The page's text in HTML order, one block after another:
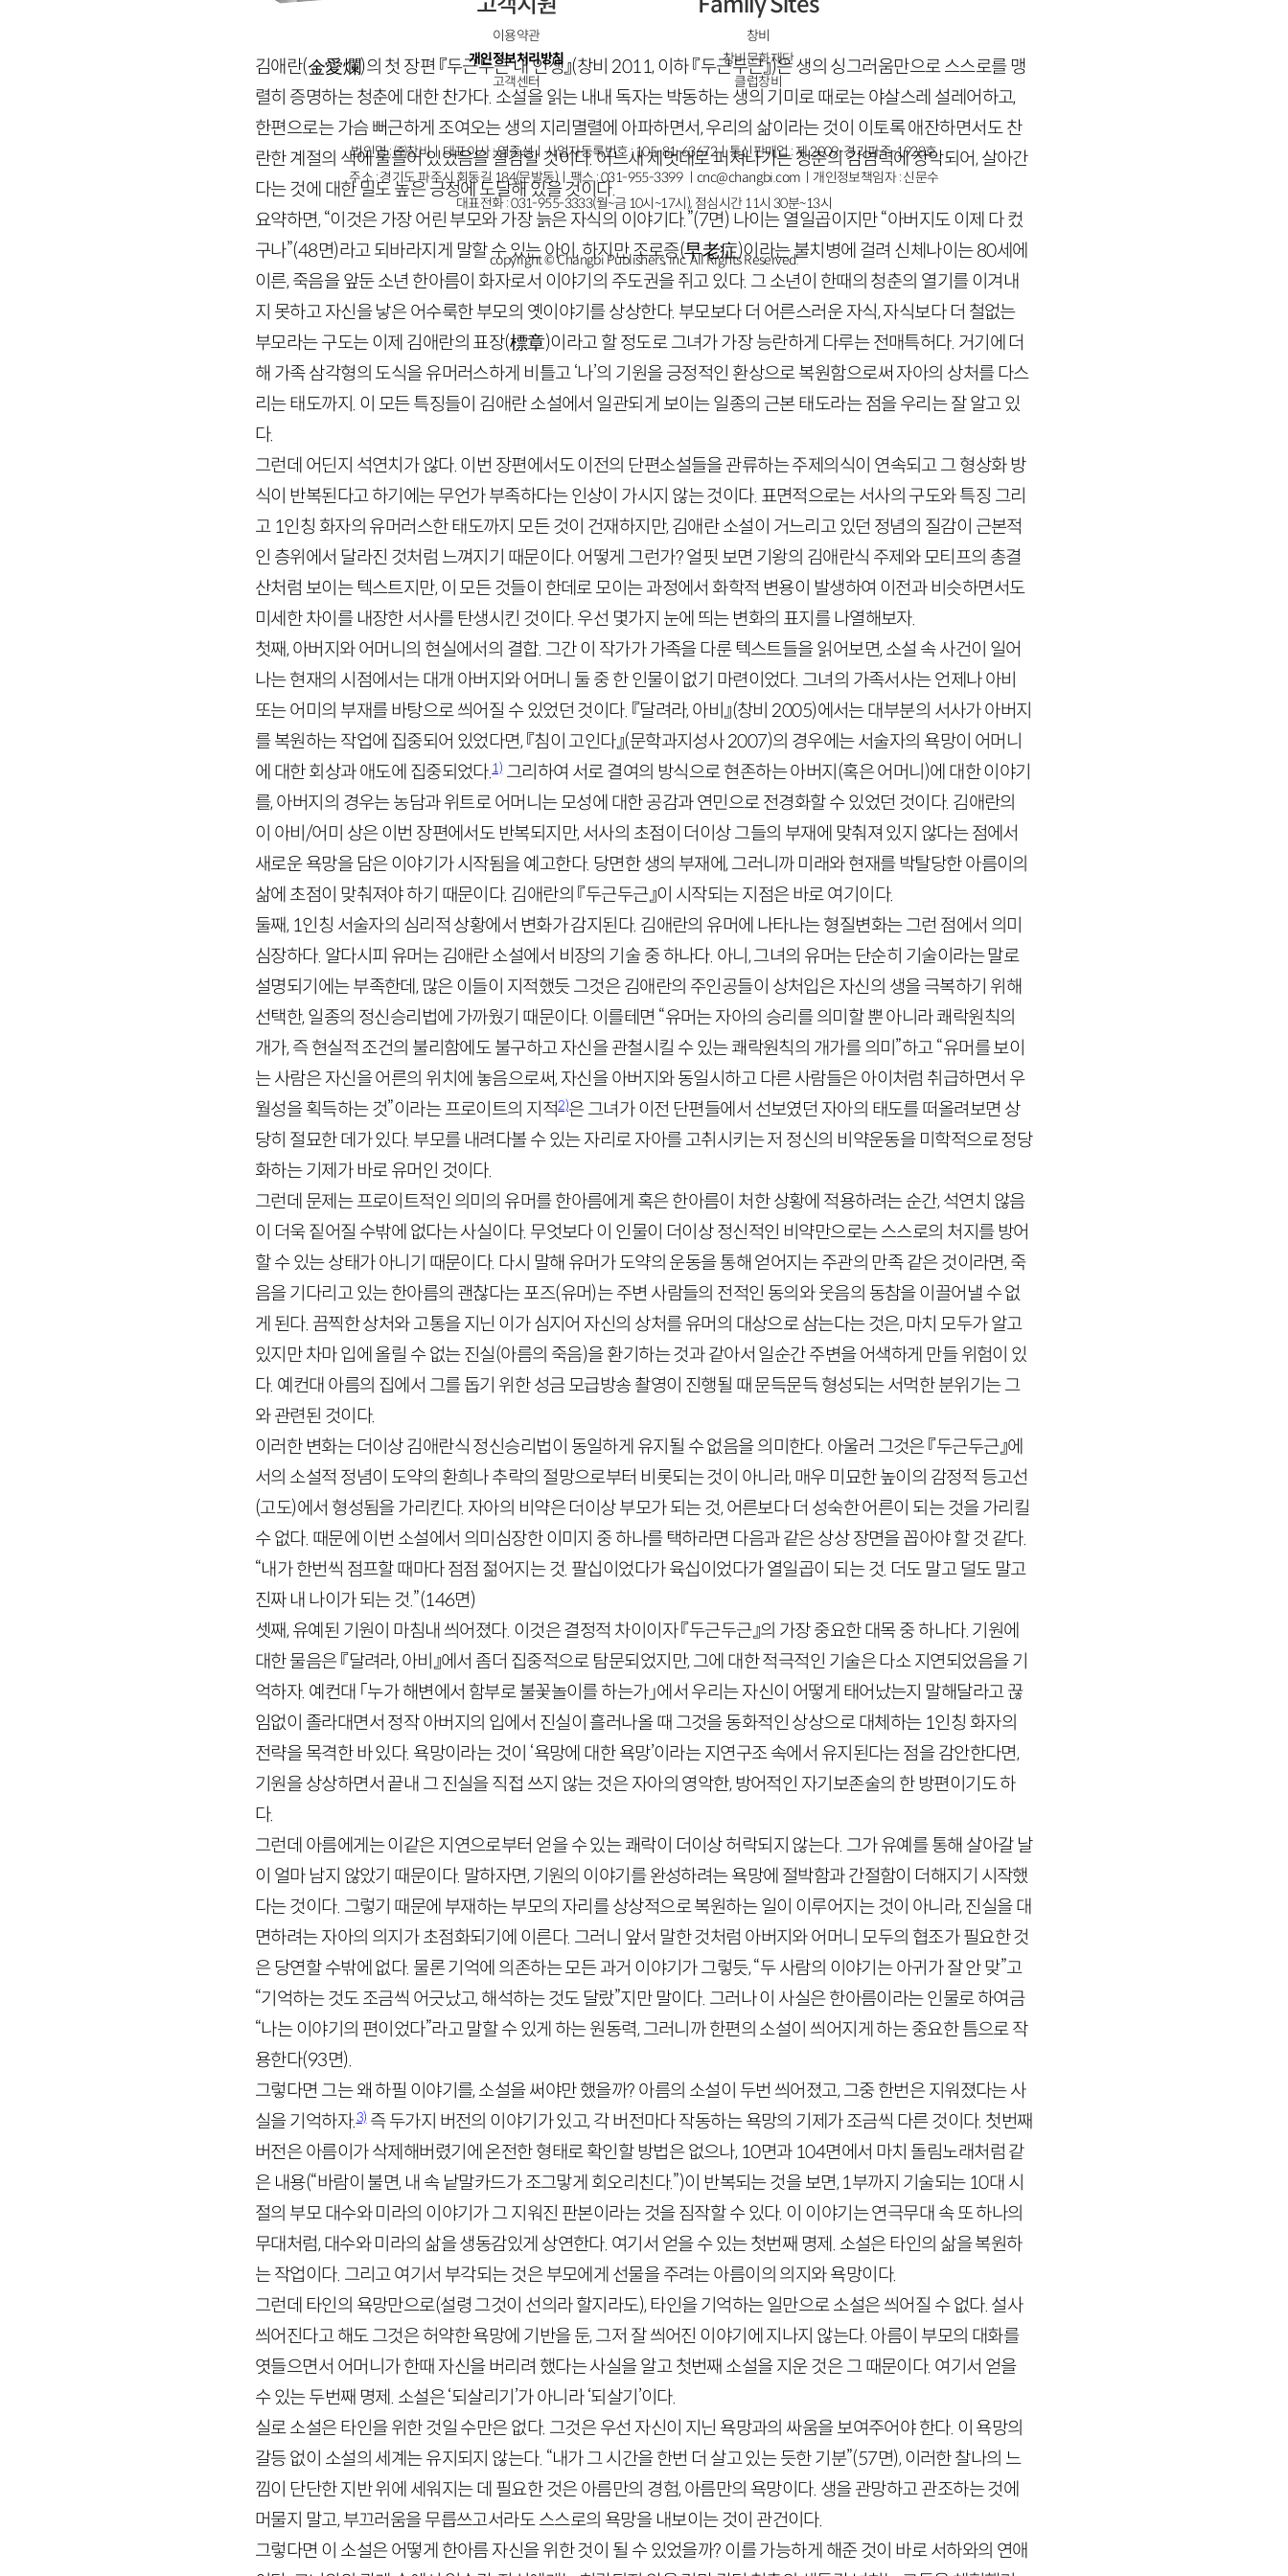
김애란(金愛爛)의 첫 장편 『두근두근 내 인생』(창비 2011, 이하 『두근두근』)은 생의 싱그러움만으로 스스로를 맹
렬히 증명하는 청춘에 대한 찬가다. 소설을 읽는 내내 독자는 박동하는 생의 기미로 때로는 야살스레 설레어하고,
한편으로는 가슴 뻐근하게 조여오는 생의 지리멸렬에 아파하면서, 우리의 삶이라는 것이 이토록 애잔하면서도 찬
란한 계절의 색에 물들어 있었음을 절감할 것이다. 어느새 제멋대로 퍼져나가는 청춘의 감염력에 장악되어, 살아간
다는 것에 대한 밀도 높은 긍정에 도달해 있을 것이다.
요약하면, “이것은 가장 어린 부모와 가장 늙은 자식의 이야기다.”(7면) 나이는 열일곱이지만 “아버지도 이제 다 컸
구나”(48면)라고 되바라지게 말할 수 있는 아이, 하지만 조로증(早老症)이라는 불치병에 걸려 신체나이는80세에
이른, 죽음을 앞둔 소년 한아름이 화자로서 이야기의 주도권을 쥐고 있다. 그 소년이 한때의 청춘의 열기를 이겨내
지 못하고 자신을 낳은 어수룩한 부모의 옛이야기를 상상한다. 부모보다 더 어른스러운 자식, 자식보다 더 철없는
부모라는 구도는 이제 김애란의 표장(標章)이라고 할 정도로 그녀가 가장 능란하게 다루는 전매특허다. 거기에 더
해 가족 삼각형의 도식을 유머러스하게 비틀고 ‘나’의 기원을 긍정적인 환상으로 복원함으로써 자아의 상처를 다스
리는 태도까지. 이 모든 특징들이 김애란 소설에서 일관되게 보이는 일종의 근본 태도라는 점을 우리는 잘 알고 있
다.
그런데 어딘지 석연치가 않다. 이번 장편에서도 이전의 단편소설들을 관류하는 주제의식이 연속되고 그 형상화 방
식이 반복된다고 하기에는 무언가 부족하다는 인상이 가시지 않는 것이다. 표면적으로는 서사의 구도와 특징 그리
고 1인칭 화자의 유머러스한 태도까지 모든 것이 건재하지만, 김애란 소설이 거느리고 있던 정념의 질감이 근본적
인 층위에서 달라진 것처럼 느껴지기 때문이다. 어떻게 그런가? 얼핏 보면 기왕의 김애란식 주제와 모티프의 총결
산처럼 보이는 텍스트지만, 이 모든 것들이 한데로 모이는 과정에서 화학적 변용이 발생하여 이전과 비슷하면서도
미세한 차이를 내장한 서사를 탄생시킨 것이다. 우선 몇가지 눈에 띄는 변화의 표지를 나열해보자.
첫째, 아버지와 어머니의 현실에서의 결합. 그간 이 작가가 가족을 다룬 텍스트들을 읽어보면, 소설 속 사건이 일어
나는 현재의 시점에서는 대개 아버지와 어머니 둘 중 한 인물이 없기 마련이었다. 그녀의 가족서사는 언제나 아비
또는 어미의 부재를 바탕으로 씌어질 수 있었던 것이다. 『달려라, 아비』(창비 2005)에서는 대부분의 서사가 아버지
를 복원하는 작업에 집중되어 있었다면, 『침이 고인다』(문학과지성사2007)의 경우에는 서술자의 욕망이 어머니
에 대한 회상과 애도에 집중되었다.1)그리하여 서로 결여의 방식으로 현존하는 아버지(혹은 어머니)에 대한 이야기
를, 아버지의 경우는 농담과 위트로 어머니는 모성에 대한 공감과 연민으로 전경화할 수 있었던 것이다. 김애란의
이 아비/어미 상은 이번 장편에서도 반복되지만, 서사의 초점이 더이상 그들의 부재에 맞춰져 있지 않다는 점에서
새로운 욕망을 담은 이야기가 시작됨을 예고한다. 당면한 생의 부재에, 그러니까 미래와 현재를 박탈당한 아름이의
삶에 초점이 맞춰져야 하기 때문이다. 김애란의 『두근두근』이 시작되는 지점은 바로 여기이다.
둘째, 1인칭 서술자의 심리적 상황에서 변화가 감지된다. 김애란의 유머에 나타나는 형질변화는 그런 점에서 의미
심장하다. 알다시피 유머는 김애란 소설에서 비장의 기술 중 하나다. 아니, 그녀의 유머는 단순히 기술이라는 말로
설명되기에는 부족한데, 많은 이들이 지적했듯 그것은 김애란의 주인공들이 상처입은 자신의 생을 극복하기 위해
선택한, 일종의 정신승리법에 가까웠기 때문이다. 이를테면 “유머는 자아의 승리를 의미할 뿐 아니라 쾌락원칙의
개가, 즉 현실적 조건의 불리함에도 불구하고 자신을 관철시킬 수 있는 쾌락원칙의 개가를 의미”하고 “유머를 보이
는 사람은 자신을 어른의 위치에 놓음으로써, 자신을 아버지와 동일시하고 다른 사람들은 아이처럼 취급하면서 우
월성을 획득하는 것”이라는 프로이트의 지적2)은 그녀가 이전 단편들에서 선보였던 자아의 태도를 떠올려보면 상
당히 절묘한 데가 있다. 부모를 내려다볼 수 있는 자리로 자아를 고취시키는 저 정신의 비약운동을 미학적으로 정당
화하는 기제가 바로 유머인 것이다.
그런데 문제는 프로이트적인 의미의 유머를 한아름에게 혹은 한아름이 처한 상황에 적용하려는 순간, 석연치 않음
이 더욱 짙어질 수밖에 없다는 사실이다. 무엇보다 이 인물이 더이상 정신적인 비약만으로는 스스로의 처지를 방어
할 수 있는 상태가 아니기 때문이다. 다시 말해 유머가 도약의 운동을 통해 얻어지는 주관의 만족 같은 것이라면, 죽
음을 기다리고 있는 한아름의 괜찮다는 포즈(유머)는 주변 사람들의 전적인 동의와 웃음의 동참을 이끌어낼 수 없
게 된다. 끔찍한 상처와 고통을 지닌 이가 심지어 자신의 상처를 유머의 대상으로 삼는다는 것은, 마치 모두가 알고
있지만 차마 입에 올릴 수 없는 진실(아름의 죽음)을 환기하는 것과 같아서 일순간 주변을 어색하게 만들 위험이 있
다. 예컨대 아름의 집에서 그를 돕기 위한 성금 모급방송 촬영이 진행될 때 문득문득 형성되는 서먹한 분위기는 그
와 관련된 것이다.
이러한 변화는 더이상 김애란식 정신승리법이 동일하게 유지될 수 없음을 의미한다. 아울러 그것은 『두근두근』에
서의 소설적 정념이 도약의 환희나 추락의 절망으로부터 비롯되는 것이 아니라, 매우 미묘한 높이의 감정적 등고선
(고도)에서 형성됨을 가리킨다. 자아의 비약은 더이상 부모가 되는 것, 어른보다 더 성숙한 어른이 되는 것을 가리킬
수 없다. 때문에 이번 소설에서 의미심장한 이미지 중 하나를 택하라면 다음과 같은 상상 장면을 꼽아야 할 것 같다.
“내가 한번씩 점프할 때마다 점점 젊어지는 것. 팔십이었다가 육십이었다가 열일곱이 되는 것. 더도 말고 덜도 말고
진짜 내 나이가 되는 것.”(146면)
셋째, 유예된 기원이 마침내 씌어졌다. 이것은 결정적 차이이자 『두근두근』의 가장 중요한 대목 중 하나다. 기원에
대한 물음은 『달려라, 아비』에서 좀더 집중적으로 탐문되었지만, 그에 대한 적극적인 기술은 다소 지연되었음을 기
억하자. 예컨대 「누가 해변에서 함부로 불꽃놀이를 하는가」에서 우리는 자신이 어떻게 태어났는지 말해달라고 끊
임없이 졸라대면서 정작 아버지의 입에서 진실이 흘러나올 때 그것을 동화적인 상상으로 대체하는 1인칭 화자의
전략을 목격한 바 있다. 욕망이라는 것이 ‘욕망에 대한 욕망’이라는 지연구조 속에서 유지된다는 점을 감안한다면,
기원을 상상하면서 끝내 그 진실을 직접 쓰지 않는 것은 자아의 영악한, 방어적인 자기보존술의 한 방편이기도 하
다.
그런데 아름에게는 이같은 지연으로부터 얻을 수 있는 쾌락이 더이상 허락되지 않는다. 그가 유예를 통해 살아갈 날
이 얼마 남지 않았기 때문이다. 말하자면, 기원의 이야기를 완성하려는 욕망에 절박함과 간절함이 더해지기 시작했
다는 것이다. 그렇기 때문에 부재하는 부모의 자리를 상상적으로 복원하는 일이 이루어지는 것이 아니라, 진실을 대
면하려는 자아의 의지가 초점화되기에 이른다. 그러니 앞서 말한 것처럼 아버지와 어머니 모두의 협조가 필요한 것
은 당연할 수밖에 없다. 물론 기억에 의존하는 모든 과거 이야기가 그렇듯, “두 사람의 이야기는 아귀가 잘 안 맞”고
“기억하는 것도 조금씩 어긋났고, 해석하는 것도 달랐”지만 말이다. 그러나 이 사실은 한아름이라는 인물로 하여금
“나는 이야기의 편이었다”라고 말할 수 있게 하는 원동력, 그러니까 한편의 소설이 씌어지게 하는 중요한 틈으로 작
용한다(93면).
그렇다면 그는 왜 하필 이야기를, 소설을 써야만 했을까? 아름의 소설이 두번 씌어졌고, 그중 한번은 지워졌다는 사
실을 기억하자.3)즉 두가지 버전의 이야기가 있고, 각 버전마다 작동하는 욕망의 기제가 조금씩 다른 것이다. 첫번째
버전은 아름이가 삭제해버렸기에 온전한 형태로 확인할 방법은 없으나, 10면과 104면에서 마치 돌림노래처럼 같
은 내용(“바람이 불면, 내 속 낱말카드가 조그맣게 회오리친다.”)이 반복되는 것을 보면, 1부까지 기술되는 10대 시
절의 부모 대수와 미라의 이야기가 그 지워진 판본이라는 것을 짐작할 수 있다. 이 이야기는 연극무대 속 또 하나의
무대처럼, 대수와 미라의 삶을 생동감있게 상연한다. 여기서 얻을 수 있는 첫번째 명제. 소설은 타인의 삶을 복원하
는 작업이다. 그리고 여기서 부각되는 것은 부모에게 선물을 주려는 아름이의 의지와 욕망이다.
그런데 타인의 욕망만으로(설령 그것이 선의라 할지라도), 타인을 기억하는 일만으로 소설은 씌어질 수 없다. 설사
씌어진다고 해도 그것은 허약한 욕망에 기반을 둔, 그저 잘 씌어진 이야기에 지나지 않는다. 아름이 부모의 대화를
엿들으면서 어머니가 한때 자신을 버리려 했다는 사실을 알고 첫번째 소설을 지운 것은 그 때문이다. 여기서 얻을
수 있는 두번째 명제. 소설은 ‘되살리기’가 아니라 ‘되살기’이다.
실로 소설은 타인을 위한 것일 수만은 없다. 그것은 우선 자신이 지닌 욕망과의 싸움을 보여주어야 한다. 이 욕망의
갈등 없이 소설의 세계는 유지되지 않는다. “내가 그 시간을 한번 더 살고 있는 듯한 기분”(57면), 이러한 찰나의 느
낌이 단단한 지반 위에 세워지는 데 필요한 것은 아름만의 경험, 아름만의 욕망이다. 생을 관망하고 관조하는 것에
머물지 말고, 부끄러움을 무릅쓰고서라도 스스로의 욕망을 내보이는 것이 관건이다.
그렇다면 이 소설은 어떻게 한아름 자신을 위한 것이 될 수 있었을까? 이를 가능하게 해준 것이 바로 서하와의 연애
이용약관
개인정보처리방침
고객센터
창비
창비문화재단
클럽창비
법인명 : ㈜창비ㅣ대표이사 : 염종선ㅣ사업자등록번호 : 105-81-63672ㅣ통신판매업 : 제 2009-경기파주-1928호
주소 : 경기도 파주시 회동길 184(문발동)ㅣ팩스 : 031-955-3399 ㅣcnc@changbi.com ㅣ개인정보책임자 : 신문수
대표전화 : 031-955-3333(월~금 10시~17시), 점심시간 11시 30분~13시
copyright © Changbi Publishers, inc. All Rights Reserved.